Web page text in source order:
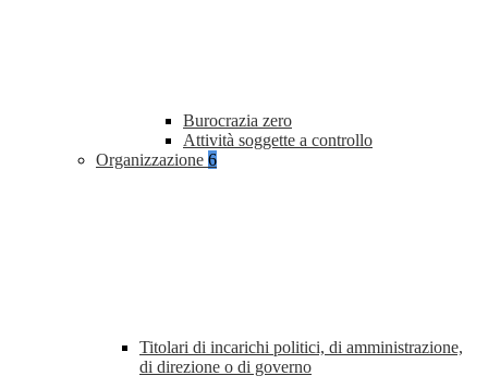
Burocrazia zero
Attività soggette a controllo
Organizzazione 6
Titolari di incarichi politici, di amministrazione,
di direzione o di governo